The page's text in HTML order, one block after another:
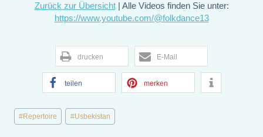
Zurück zur Übersicht| Alle Videos finden Sie unter:
https://www.youtube.com/@folkdance13
drucken E-Mail
teilen merken
Schlagworte:
#Repertoire #Usbekistan